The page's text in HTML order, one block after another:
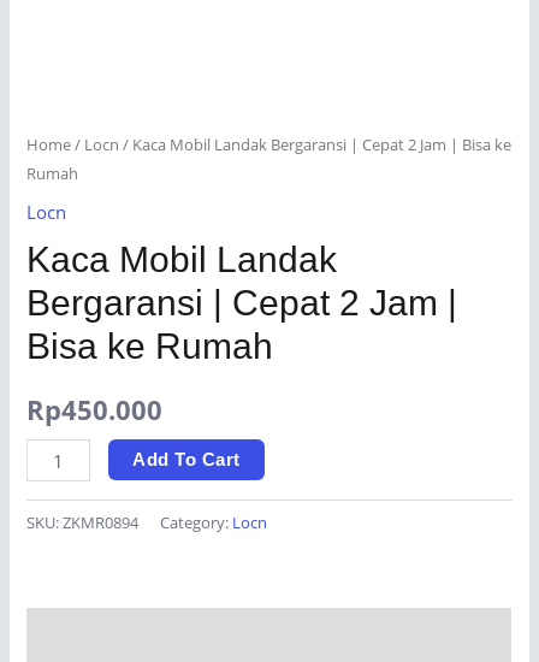
Home/ Locn / Kaca Mobil Landak Bergaransi | Cepat 2 Jam | Bisa ke
Rumah
Locn
Kaca Mobil Landak
Bergaransi | Cepat 2 Jam |
Bisa ke Rumah
Rp450.000
Kaca
Mobil
Landak
Add To Cart
SKU:ZKMR0894 Category: Locn